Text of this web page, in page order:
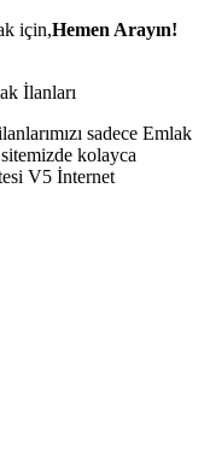
için,Hemen Arayın!
sadece Emlak
kolayca
V5 İnternet